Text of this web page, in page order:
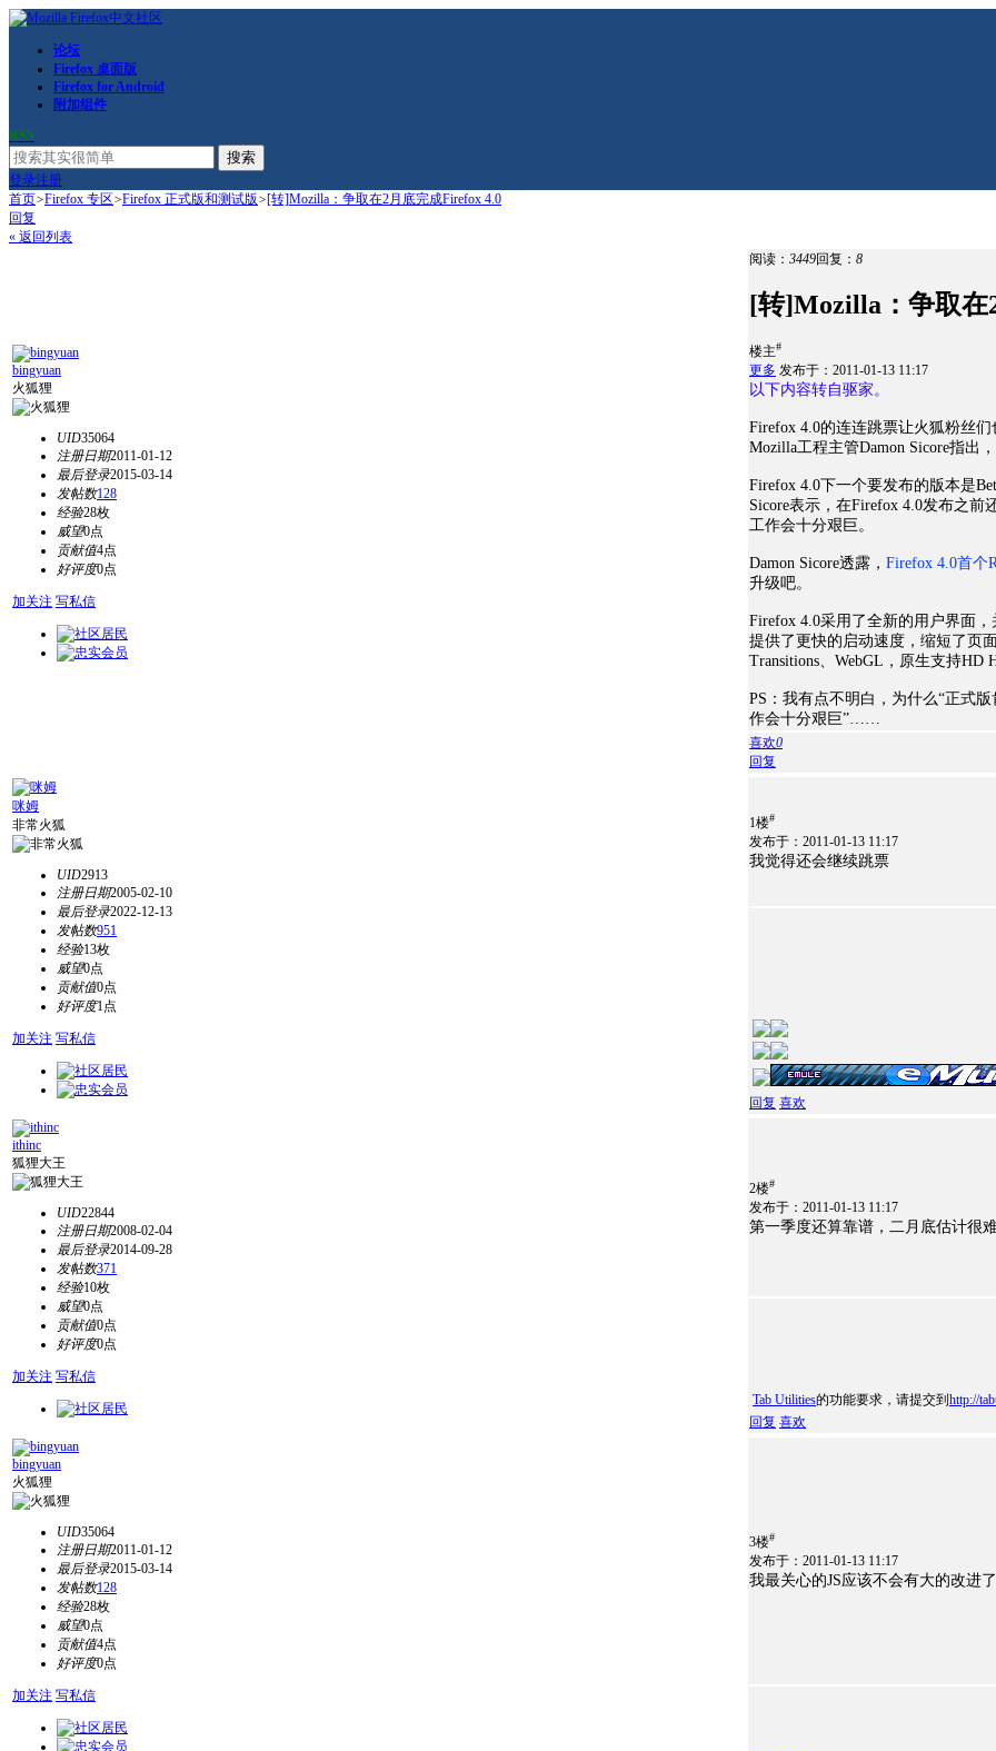
论坛
Firefox 桌面版
Firefox for Android
附加组件
RSS
搜索
登录注册
首页>Firefox 专区>Firefox 正式版和测试版>[转]Mozilla：争取在2月底完成Firefox 4.0
回复
« 返回列表
bingyuan
火狐狸
UID35064
注册日期2011-01-12
最后登录2015-03-14
发帖数128
经验28枚
威望0点
贡献值4点
好评度0点
加关注 写私信
阅读： 3449回复： 8
[转]Mozilla：争取在
楼主#
更多 发布于：2011-01-13 11:17
以下内容转自驱家。
Firefox 4.0的连连跳票让火狐粉丝
Mozilla工程主管Damon Sicore指出，
Firefox 4.0下一个要发布的版本是
Sicore表示，在Firefox 4.0发布之前
工作会十分艰巨。
Damon Sicore透露， Firefox 4.0首个
升级吧。
Firefox 4.0采用了全新的用户界面，
提供了更快的启动速度，缩短了页
Transitions、WebGL，原生支持
PS：我有点不明白，为什么“正式
作会十分艰巨”……
喜欢0
回复
咪姆
非常火狐
UID2913
注册日期2005-02-10
最后登录2022-12-13
发帖数951
经验13枚
威望0点
贡献值0点
好评度1点
加关注 写私信
1楼#
发布于：2011-01-13 11:17
我觉得还会继续跳票
回复 喜欢
ithinc
狐狸大王
UID22844
注册日期2008-02-04
最后登录2014-09-28
发帖数371
经验10枚
威望0点
贡献值0点
好评度0点
加关注 写私信
2楼#
发布于：2011-01-13 11:17
第一季度还算靠谱，二月底估计很难
Tab Utilities的功能要求，请提交到 http://
回复 喜欢
bingyuan
火狐狸
UID35064
注册日期2011-01-12
最后登录2015-03-14
发帖数128
经验28枚
威望0点
贡献值4点
好评度0点
加关注 写私信
3楼#
发布于：2011-01-13 11:17
我最关心的JS应该不会有大的改进了